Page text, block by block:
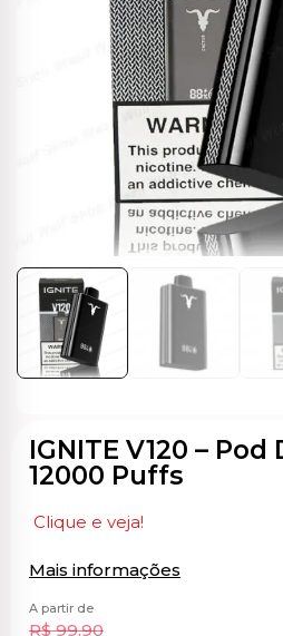
IGNITE V120 –
12000 Puffs
Clique e veja!
Mais informações
A partir de
R$99,90